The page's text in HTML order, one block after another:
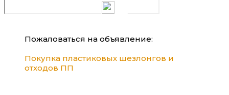
Пожаловаться на объявление:
Покупка пластиковых шезлонгов и
отходов ПП